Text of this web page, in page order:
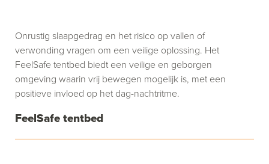
FeelSafe tentbed
Onrustig slaapgedrag en het risico op vallen of
verwonding vragen om een veilige oplossing. Het
FeelSafe tentbed biedt een veilige en geborgen
omgeving waarin vrij bewegen mogelijk is, met een
positieve invloed op het dag-nachtritme.